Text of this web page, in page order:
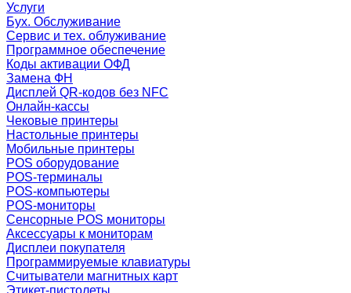
Услуги
Бух. Обслуживание
Сервис и тех. облуживание
Программное обеспечение
Коды активации ОФД
Замена ФН
Дисплей QR-кодов без NFC
Онлайн-кассы
Чековые принтеры
Настольные принтеры
Мобильные принтеры
POS оборудование
POS-терминалы
POS-компьютеры
POS-мониторы
Сенсорные POS мониторы
Аксессуары к мониторам
Дисплеи покупателя
Программируемые клавиатуры
Считыватели магнитных карт
Этикет-пистолеты